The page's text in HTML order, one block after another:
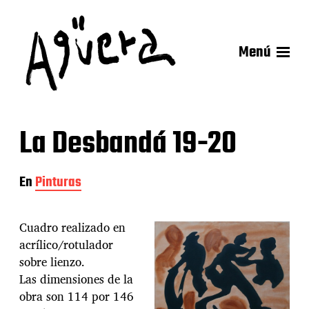
Menú
La Desbandá 19-20
EnPinturas
Cuadro realizado en
acrílico/rotulador
sobre lienzo.
Las dimensiones de la
obra son 114 por 146